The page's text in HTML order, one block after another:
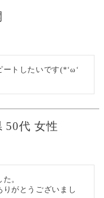
トしたいです(*‘ω‘
50代 女性
。
がとうございまし